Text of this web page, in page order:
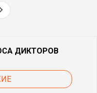
ДИКТОРОВ